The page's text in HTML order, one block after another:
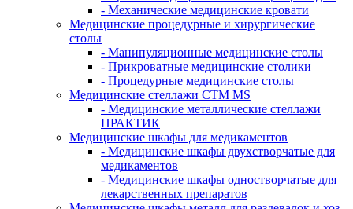
- Механические медицинские кровати
Медицинские процедурные и хирургические
столы
- Манипуляционные медицинские столы
- Прикроватные медицинские столики
- Процедурные медицинские столы
Медицинские стеллажи CTM MS
- Медицинские металлические стеллажи
ПРАКТИК
Медицинские шкафы для медикаментов
- Медицинские шкафы двухстворчатые для
медикаментов
- Медицинские шкафы одностворчатые для
лекарственных препаратов